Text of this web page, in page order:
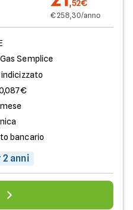
,52€
€ 258,30/anno
Semplice
indicizzato
bancario
anni